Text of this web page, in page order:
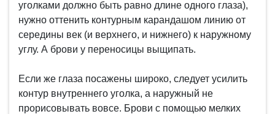
уголками должно быть равно длине одного глаза),
нужно оттенить контурным карандашом линию от
середины век (и верхнего, и нижнего) к наружному
углу. А брови у переносицы выщипать.
Если же глаза посажены широко, следует усилить
контур внутреннего уголка, а наружный не
прорисовывать вовсе. Брови с помощью мелких